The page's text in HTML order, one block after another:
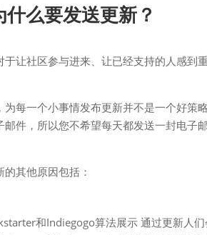
什么要发送更新？
于让社区参与进来、让已经支持的人感到
为每一个小事情发布更新并不是一个好策
邮件，所以您不希望每天都发送一封电子
的其他原因包括：
和Indiegogo算法展示 通过更新人